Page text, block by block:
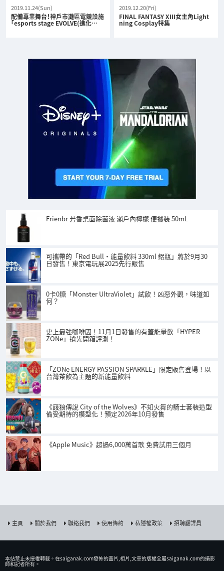
2019.11.24(Sun)
配備專業舞台！神戶市灘區電競設施
「esports stage EVOLVE(進化…
2019.12.20(Fri)
FINAL FANTASY XIII女主角Light
ning Cosplay特集
Frienbr 芳香桌面除菌液 瀨戶內檸檬 便攜裝 50mL
可攜帶的「Red Bull・能量飲料 330ml 鋁瓶」將於9月30
日發售！東京電玩展2025先行販售
0卡0糖「Monster UltraViolet」試飲！凶惡外觀，味道如
何？
史上最強咖啡因！11月1日發售的有蓋能量飲「HYPER
ZONe」搶先開箱評測！
「ZONe ENERGY PASSION SPARKLE」限定販售登場！以
台灣茶飲為主題的新能量飲料
《餓狼傳說 City of the Wolves》不知火舞的騎士套裝造型
備受期待的模型化！預定2026年10月發售
《Apple Music》超過6,000萬首歌 免費試用三個月
主頁 關於我們 聯絡我們 使用條約 私隱權政策 招聘翻譯員
本站禁止未授權𨍭載。在saiganak.com發佈的圖片,相片,文章的版權全屬saiganak.com的攝影
師和記者所有。